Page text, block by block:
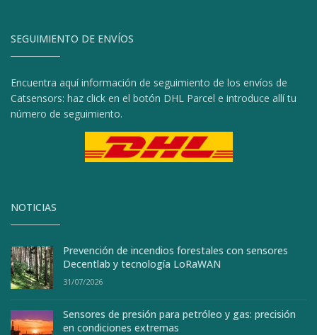
SEGUIMIENTO DE ENVÍOS
Encuentra aquí información de seguimiento de los envíos de
Catsensors: haz click en el botón DHL Parcel e introduce allí tu
número de seguimiento.
NOTICIAS
Prevención de incendios forestales con sensores
Decentlab y tecnología LoRaWAN
31/07/2026
Sensores de presión para petróleo y gas: precisión
en condiciones extremas